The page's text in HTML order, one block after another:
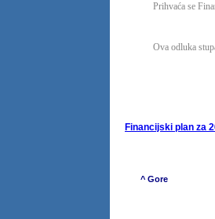
Prihvaća se
Ova odluka stupa na
Financijski plan za
^ Gore